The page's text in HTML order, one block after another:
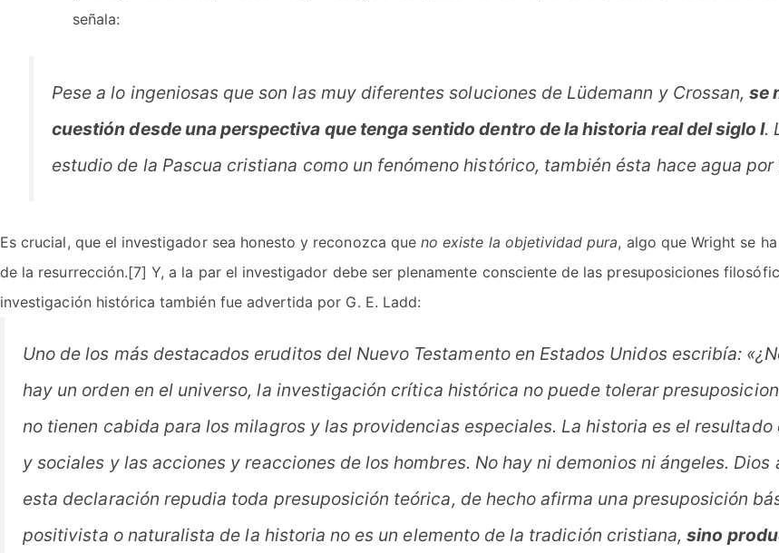
señala:
Pese a lo ingeniosas que son las muy diferentes soluciones de Lüdemann y Crossan,se
cuestión desde una perspectiva que tenga sentido dentro de la historia real del siglo I.
estudio de la Pascua cristiana como un fenómeno histórico, también ésta hace agua
Es crucial, que el investigador sea honesto y reconozca que no existe la objetividad pura, algo que Wright se
de la resurrección.[7] Y, a la par el investigador debe ser plenamente consciente de las presuposiciones
investigación histórica también fue advertida por G. E. Ladd:
Uno de los más destacados eruditos del Nuevo Testamento en Estados Unidos escribía:
hay un orden en el universo, la investigación crítica histórica no puede tolerar
no tienen cabida para los milagros y las providencias especiales. La historia es el
y sociales y las acciones y reacciones de los hombres. No hay ni demonios ni ángeles.
esta declaración repudia toda presuposición teórica, de hecho afirma una presuposición
positivista o naturalista de la historia no es un elemento de la tradición cristiana,sino